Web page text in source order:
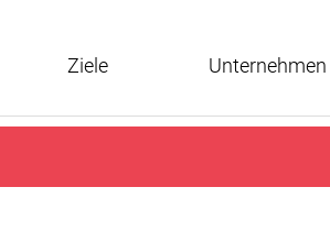
Ziele Unternehmen